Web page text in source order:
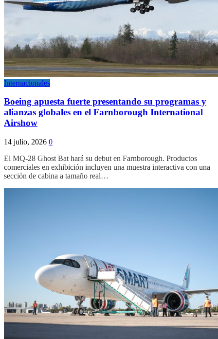
Internacionales
Boeing apuesta fuerte presentando su programas y
alianzas globales en el Farnborough International
Airshow
14 julio, 2026 0
El MQ-28 Ghost Bat hará su debut en Farnborough. Productos
comerciales en exhibición incluyen una muestra interactiva con una
sección de cabina a tamaño real…